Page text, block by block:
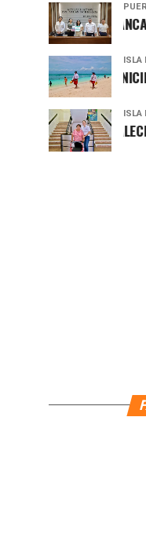
PRESENTA BLANCA
ISLA
GOBIERNO
ISLA
ATENEA FORTALECE